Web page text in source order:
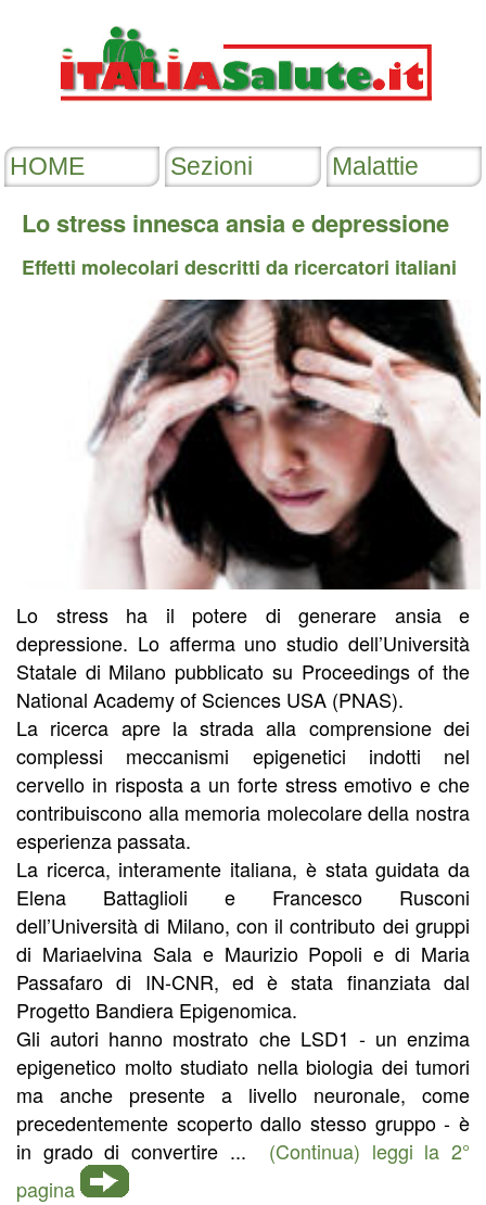
Lo stress innesca ansia e depressione
Effetti molecolari descritti da ricercatori italiani
Lo stress ha il potere di generare ansia e
depressione. Lo afferma uno studio dell’Università
Statale di Milano pubblicato su Proceedings of the
National Academy of Sciences USA (PNAS).
La ricerca apre la strada alla comprensione dei
complessi meccanismi epigenetici indotti nel
cervello in risposta a un forte stress emotivo e che
contribuiscono alla memoria molecolare della nostra
esperienza passata.
La ricerca, interamente italiana, è stata guidata da
Elena Battaglioli e Francesco Rusconi
dell’Università di Milano, con il contributo dei gruppi
di Mariaelvina Sala e Maurizio Popoli e di Maria
Passafaro di IN-CNR, ed è stata finanziata dal
Progetto Bandiera Epigenomica.
Gli autori hanno mostrato che LSD1 - un enzima
epigenetico molto studiato nella biologia dei tumori
ma anche presente a livello neuronale, come
precedentemente scoperto dallo stesso gruppo - è
in grado di convertire ... (Continua) leggi la 2°
pagina